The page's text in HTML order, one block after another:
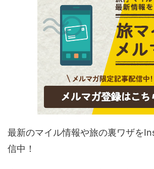
最新のマイル情報や旅の裏ワザを
信中！